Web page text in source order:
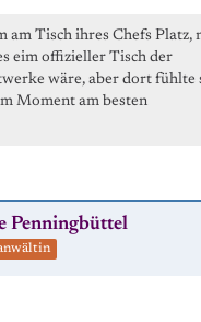
am Tisch ihres Chefs Platz,
eim offizieller Tisch der
wäre, aber dort fühlte
Moment am besten
Penningbüttel